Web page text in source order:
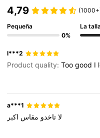
4,79
Pequeña
0%
La
l***2
Product quality:Toogood I
a***1
لا تاخدو مقاس اكبر